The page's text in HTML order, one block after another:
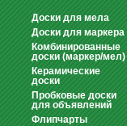
Доски для мела
Доски для маркера
Комбинированные
доски (маркер/мел)
Керамические
доски
Пробковые доски
для объявлений
Флипчарты